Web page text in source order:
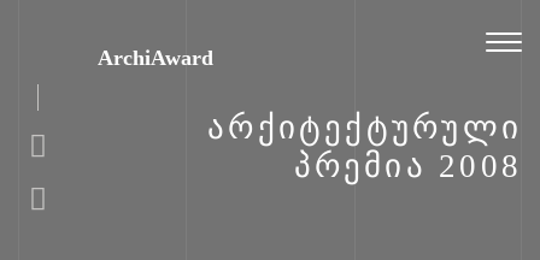
Toggle
ArchiAward
ᲐᲠᲥᲘᲢᲔᲥᲢᲣᲠᲣᲚᲘ
ᲞᲠᲔᲛᲘᲐ 2008